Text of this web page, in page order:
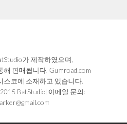
가 제작하였으며,
해 판매됩니다. Gumroad.com
스코에 소재하고 있습니다.
BatStudio|이메일 문의: